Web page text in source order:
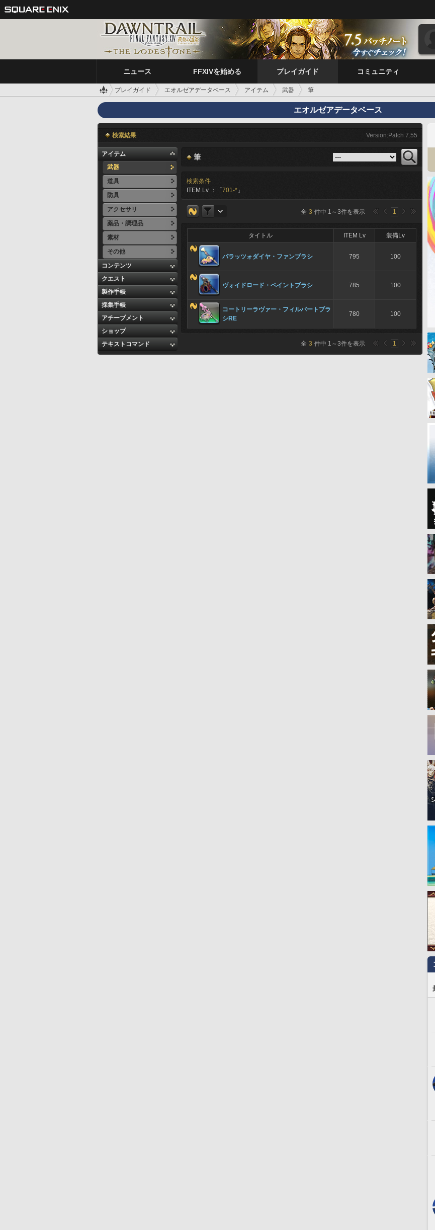
ニュース FFXIVを始める プレイガイド コミュニティ
プレイガイド エオルゼアデータベース アイテム 武器 筆
エオルゼアデータベース
検索結果 Version:Patch 7.55
アイテム
武器
道具
防具
アクセサリ
薬品・調理品
素材
その他
コンテンツ
クエスト
製作手帳
採集手帳
アチーブメント
ショップ
テキストコマンド
筆
検索条件
ITEM Lv ：「 701-* 」
全 3 件中 1 ～3件を表示 1
タイトル ITEM Lv 装備Lv
パラッツォダイヤ・ファンブラシ 795 100
ヴォイドロード・ペイントブラシ 785 100
コートリーラヴァー・フィルバートブラ
シRE
780 100
全 3 件中 1 ～3件を表示 1